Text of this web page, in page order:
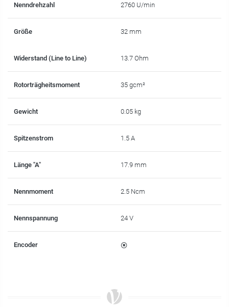
Nenndrehzahl 2760 U/min
Größe 32 mm
Widerstand (Line to Line) 13.7 Ohm
Rotorträgheitsmoment 35 gcm²
Gewicht 0.05 kg
Spitzenstrom 1.5 A
Länge "A" 17.9 mm
Nennmoment 2.5 Ncm
Nennspannung 24 V
Encoder